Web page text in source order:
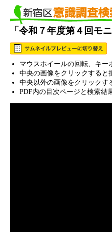
「令和７年度第４回
マウスホイールの回転、キ
中央の画像をクリックすると
中央以外の画像をクリックす
PDF内の目次ページと検索結